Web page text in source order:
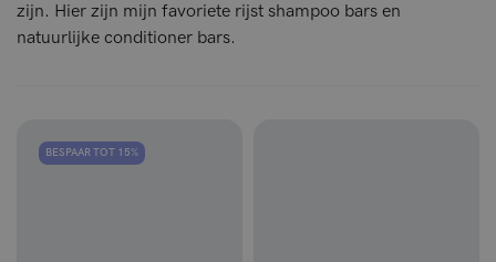
zijn. Hier zijn mijn favoriete rijst shampoo bars en
natuurlijke conditioner bars.
BESPAAR TOT 15%